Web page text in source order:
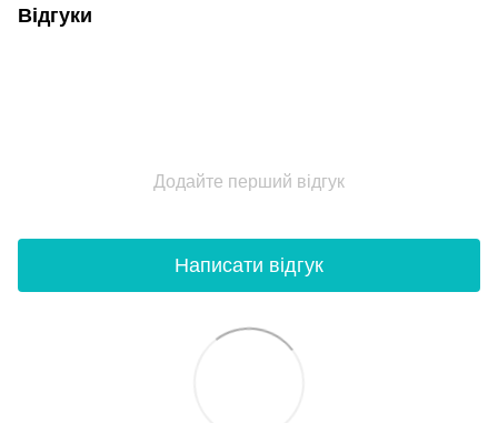
Відгуки
Додайте перший відгук
Написати відгук